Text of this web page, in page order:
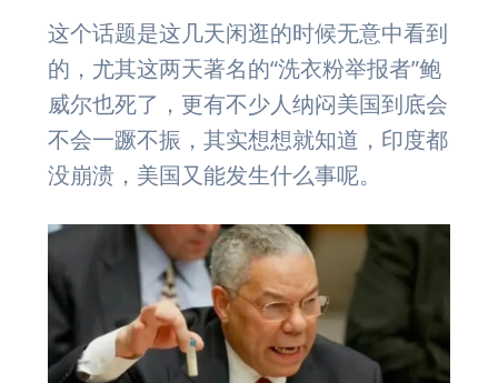
这个话题是这几天闲逛的时候无意中看到
的，尤其这两天著名的“洗衣粉举报者”鲍
威尔也死了，更有不少人纳闷美国到底会
不会一蹶不振，其实想想就知道，印度都
没崩溃，美国又能发生什么事呢。